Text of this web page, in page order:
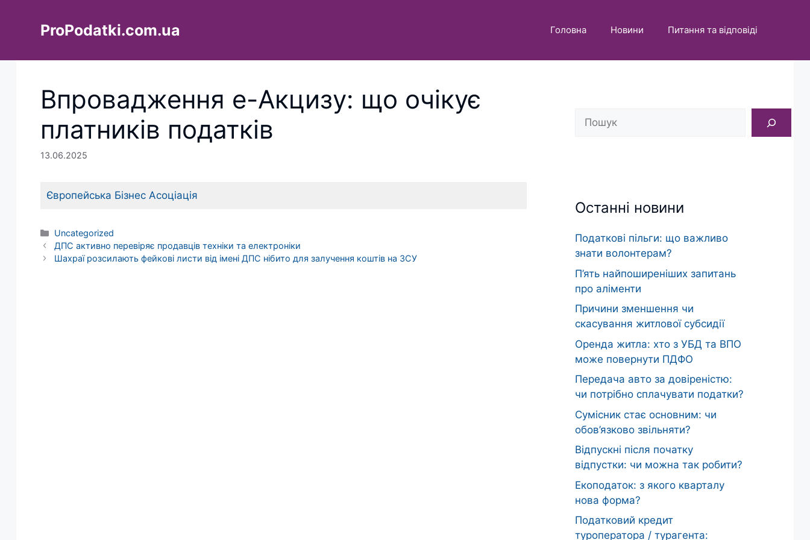
ProPodatki.com.ua Головна Новини Питання та відповіді
Впровадження е-Акцизу: що очікує
платників податків
13.06.2025
Європейська Бізнес Асоціація
Категорії
Uncategorized
ДПС активно перевіряє продавців техніки та електроніки
Шахраї розсилають фейкові листи від імені ДПС нібито для залучення коштів на ЗСУ
Пошук
Останні новини
Податкові пільги: що важливо
знати волонтерам?
П’ять найпоширеніших запитань
про аліменти
Причини зменшення чи
скасування житлової субсидії
Оренда житла: хто з УБД та ВПО
може повернути ПДФО
Передача авто за довіреністю:
чи потрібно сплачувати податки?
Сумісник стає основним: чи
обов’язково звільняти?
Відпускні після початку
відпустки: чи можна так робити?
Екоподаток: з якого кварталу
нова форма?
Податковий кредит
туроператора / турагента: